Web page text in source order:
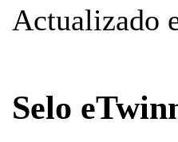
Actualizado
Selo